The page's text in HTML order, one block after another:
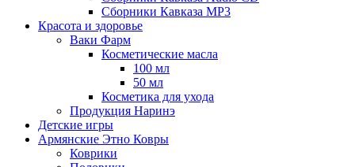
Сборники Кавказа MP3
Красота и здоровье
Ваки Фарм
Косметические масла
100 мл
50 мл
Косметика для ухода
Продукция Наринэ
Детские игры
Армянские Этно Ковры
Коврики